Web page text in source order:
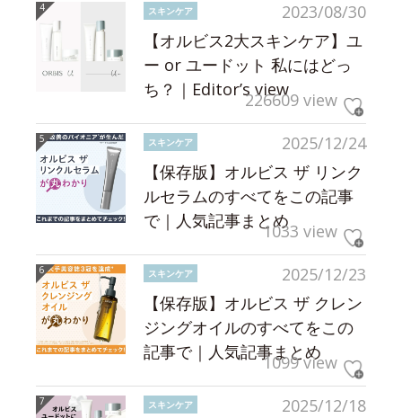
2023/08/30
スキンケア
【オルビス2大スキンケア】ユ
ー or ユードット 私にはどっ
ち？｜Editor’s view226609 view
2025/12/24
スキンケア
【保存版】オルビス ザ リンク
ルセラムのすべてをこの記事
で｜人気記事まとめ1033 view
2025/12/23
スキンケア
【保存版】オルビス ザ クレン
ジングオイルのすべてをこの
記事で｜人気記事まとめ
1099 view
2025/12/18
スキンケア